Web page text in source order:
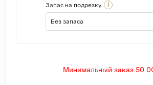
Запас на подрезку
i
Без запаса
Минимальный заказ 50